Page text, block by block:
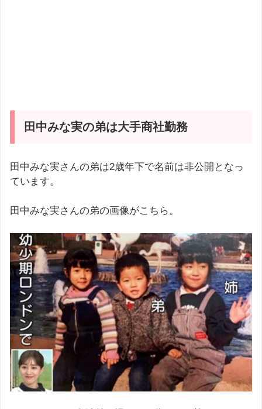
田中みな実の弟は大手商社勤務
田中みな実さんの弟は2歳年下で名前は非公開となっ
ています。
田中みな実さんの弟の画像がこちら。